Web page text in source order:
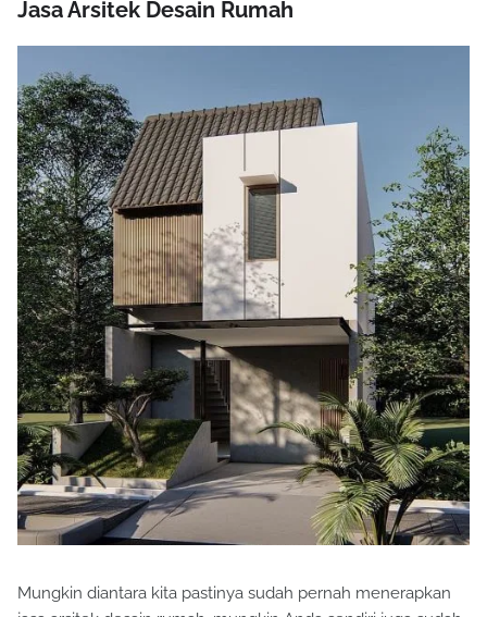
Jasa Arsitek Desain Rumah
Mungkin diantara kita pastinya sudah pernah menerapkan